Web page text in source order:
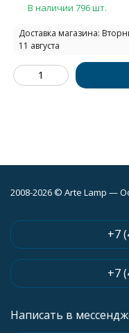
В наличии 796 шт.
Доставка магазина:
11 августа
2008-2026 © Arte Lamp —
+7
+7
Написать в